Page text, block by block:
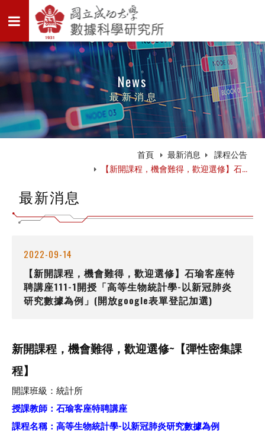
News
最新消息
首頁 最新消息
課程公告
【新開課程，機會難得，歡迎選修】石...
最新消息
2022-09-14
【新開課程，機會難得，歡迎選修】石瑜客座特
聘講座111-1開授「高等生物統計學-以新冠肺炎
研究數據為例」(開放google表單登記加選)
新開課程，機會難得，歡迎選修~【彈性密集課
程】
開課班級：統計所
授課教師：石瑜客座特聘講座
課程名稱：高等生物統計學-以新冠肺炎研究數據為例